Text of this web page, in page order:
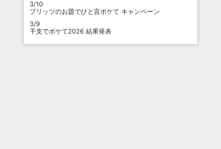
3/10
プリッツのお題でひと言ボケて キャンペーン
3/9
干支でボケて2026 結果発表